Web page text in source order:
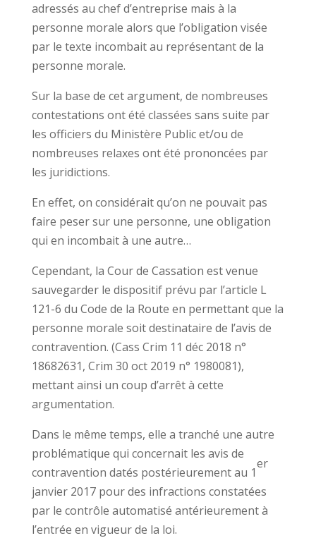
adressés au chef d’entreprise mais à la
personne morale alors que l’obligation visée
par le texte incombait au représentant de la
personne morale.
Sur la base de cet argument, de nombreuses
contestations ont été classées sans suite par
les officiers du Ministère Public et/ou de
nombreuses relaxes ont été prononcées par
les juridictions.
En effet, on considérait qu’on ne pouvait pas
faire peser sur une personne, une obligation
qui en incombait à une autre…
Cependant, la Cour de Cassation est venue
sauvegarder le dispositif prévu par l’article L
121-6 du Code de la Route en permettant que la
personne morale soit destinataire de l’avis de
contravention. (Cass Crim 11 déc 2018 n°
18682631, Crim 30 oct 2019 n° 1980081),
mettant ainsi un coup d’arrêt à cette
argumentation.
Dans le même temps, elle a tranché une autre
problématique qui concernait les avis de
contravention datés postérieurement au 1
er
janvier 2017 pour des infractions constatées
par le contrôle automatisé antérieurement à
l’entrée en vigueur de la loi.